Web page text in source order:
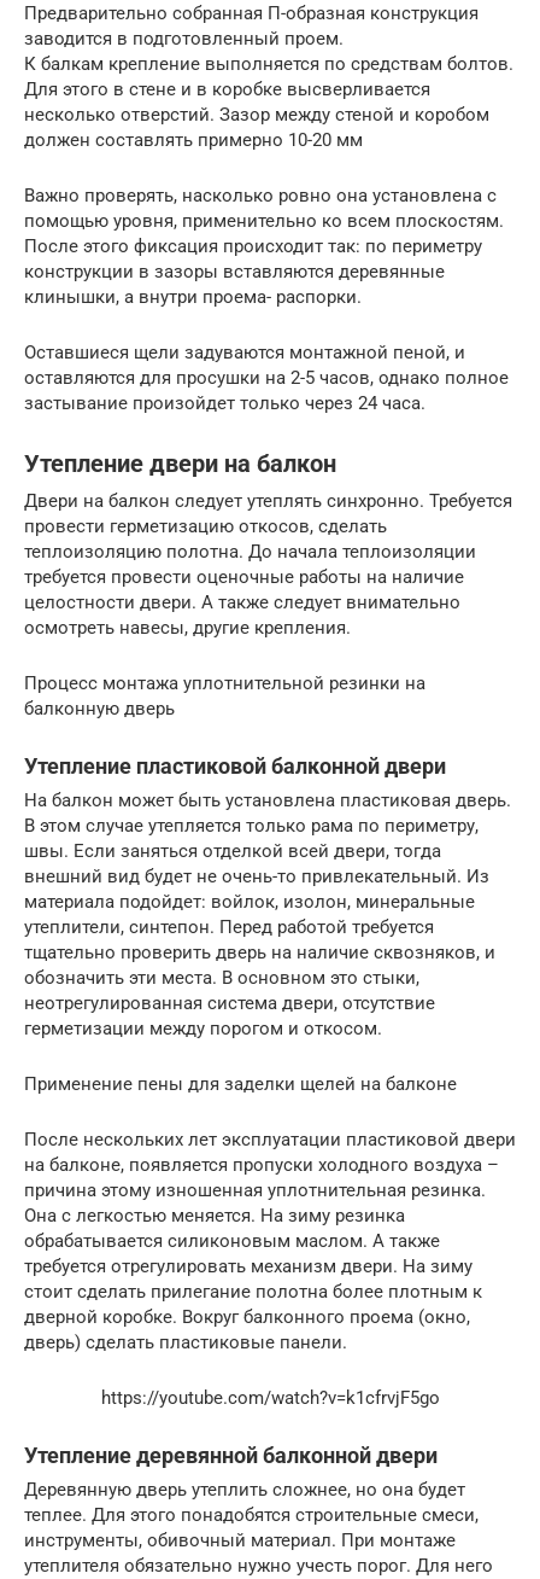
Предварительно собранная П-образная конструкция
заводится в подготовленный проем.
К балкам крепление выполняется по средствам болтов.
Для этого в стене и в коробке высверливается
несколько отверстий. Зазор между стеной и коробом
должен составлять примерно 10-20 мм
Важно проверять, насколько ровно она установлена с
помощью уровня, применительно ко всем плоскостям.
После этого фиксация происходит так: по периметру
конструкции в зазоры вставляются деревянные
клинышки, а внутри проема- распорки.
Оставшиеся щели задуваются монтажной пеной, и
оставляются для просушки на 2-5 часов, однако полное
застывание произойдет только через 24 часа.
Утепление двери на балкон
Двери на балкон следует утеплять синхронно. Требуется
провести герметизацию откосов, сделать
теплоизоляцию полотна. До начала теплоизоляции
требуется провести оценочные работы на наличие
целостности двери. А также следует внимательно
осмотреть навесы, другие крепления.
Процесс монтажа уплотнительной резинки на
балконную дверь
Утепление пластиковой балконной двери
На балкон может быть установлена пластиковая дверь.
В этом случае утепляется только рама по периметру,
швы. Если заняться отделкой всей двери, тогда
внешний вид будет не очень-то привлекательный. Из
материала подойдет: войлок, изолон, минеральные
утеплители, синтепон. Перед работой требуется
тщательно проверить дверь на наличие сквозняков, и
обозначить эти места. В основном это стыки,
неотрегулированная система двери, отсутствие
герметизации между порогом и откосом.
Применение пены для заделки щелей на балконе
После нескольких лет эксплуатации пластиковой двери
на балконе, появляется пропуски холодного воздуха –
причина этому изношенная уплотнительная резинка.
Она с легкостью меняется. На зиму резинка
обрабатывается силиконовым маслом. А также
требуется отрегулировать механизм двери. На зиму
стоит сделать прилегание полотна более плотным к
дверной коробке. Вокруг балконного проема (окно,
дверь) сделать пластиковые панели.
https://youtube.com/watch?v=k1cfrvjF5go
Утепление деревянной балконной двери
Деревянную дверь утеплить сложнее, но она будет
теплее. Для этого понадобятся строительные смеси,
инструменты, обивочный материал. При монтаже
утеплителя обязательно нужно учесть порог. Для него